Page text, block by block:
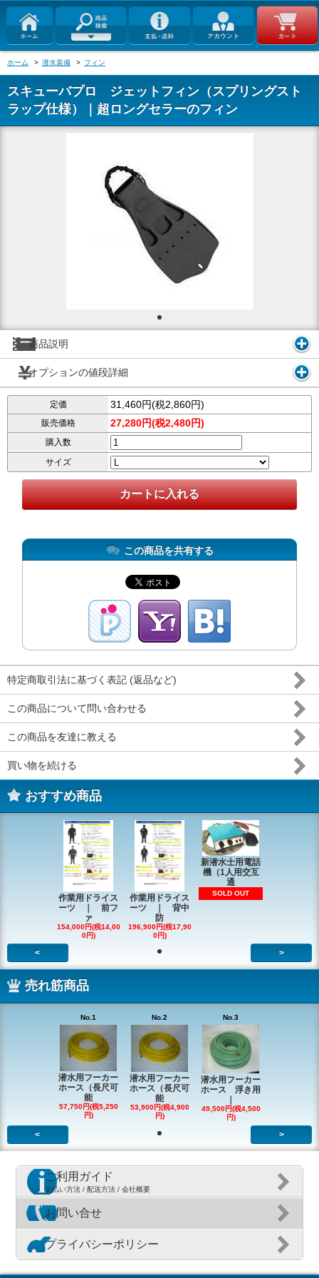
ホーム > 潜水装備 > フィン
スキューバプロ ジェットフィン（スプリングスト
ラップ仕様）｜超ロングセラーのフィン
商品説明
オプションの値段詳細
定価 31,460円(税2,860円)
販売価格 27,280円(税2,480円)
購入数
サイズ
この商品を共有する
特定商取引法に基づく表記 (返品など)
この商品について問い合わせる
この商品を友達に教える
買い物を続ける
おすすめ商品
作業用ドライス
ーツ ｜ 前フ
ァ
154,000円(税14,00
0円)
作業用ドライス
ーツ ｜ 背中
防
196,900円(税17,90
0円)
新潜水士用電話
機（1人用交互
通
SOLD OUT
< >
売れ筋商品
No.1
潜水用フーカー
ホース（長尺可
能
57,750円(税5,250
円)
No.2
潜水用フーカー
ホース（長尺可
能
53,900円(税4,900
円)
No.3
潜水用フーカー
ホース 浮き用
49,500円(税4,500
円)
< >
ご利用ガイド
支払い方法 / 配送方法 / 会社概要
お問い合せ
プライバシーポリシー